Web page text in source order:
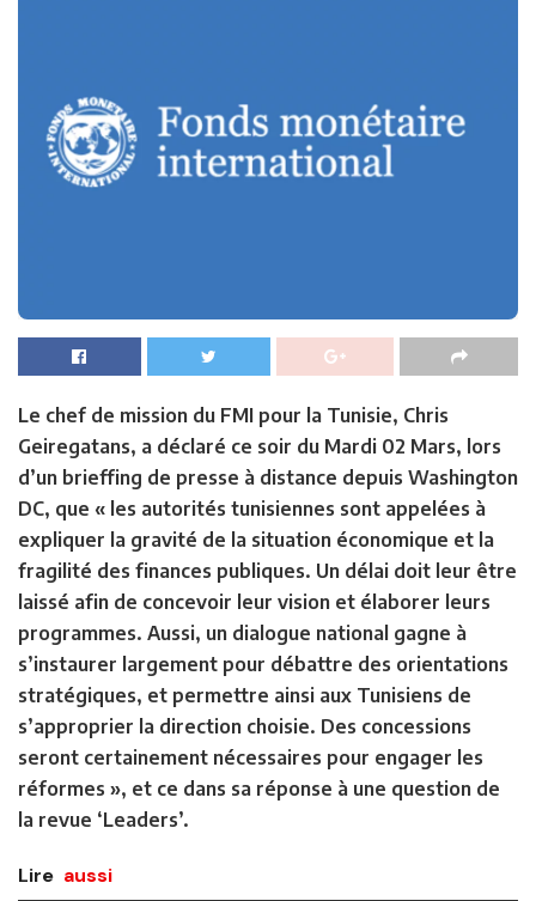
Le chef de mission du FMI pour la Tunisie, Chris
Geiregatans, a déclaré ce soir du Mardi 02 Mars, lors
d’un brieffing de presse à distance depuis Washington
DC, que « les autorités tunisiennes sont appelées à
expliquer la gravité de la situation économique et la
fragilité des finances publiques. Un délai doit leur être
laissé afin de concevoir leur vision et élaborer leurs
programmes. Aussi, un dialogue national gagne à
s’instaurer largement pour débattre des orientations
stratégiques, et permettre ainsi aux Tunisiens de
s’approprier la direction choisie. Des concessions
seront certainement nécessaires pour engager les
réformes », et ce dans sa réponse à une question de
la revue ‘Leaders’.
Lire aussi